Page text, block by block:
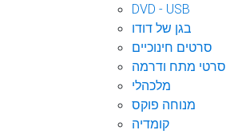
DVD - USB
בגן של דודו
סרטים חינוכיים
סרטי מתח ודרמה
מלכהלי
מנוחה פוקס
קומדיה